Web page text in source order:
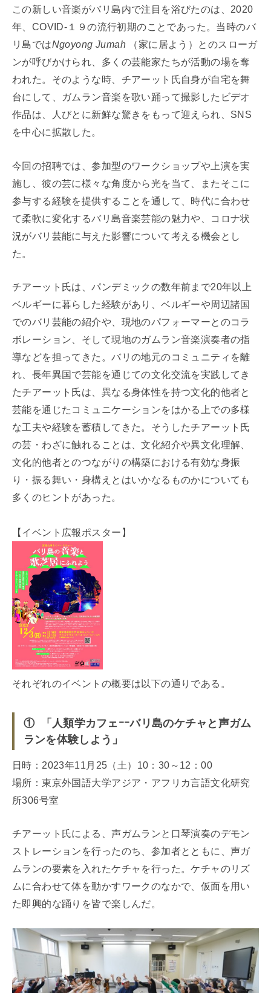
この新しい音楽がバリ島内で注目を浴びたのは、2020
年、COVID-１９の流行初期のことであった。当時のバ
リ島ではNgoyong Jumah （家に居よう）とのスローガ
ンが呼びかけられ、多くの芸能家たちが活動の場を奪
われた。そのような時、チアーット氏自身が自宅を舞
台にして、ガムラン音楽を歌い踊って撮影したビデオ
作品は、人びとに新鮮な驚きをもって迎えられ、SNS
を中心に拡散した。
今回の招聘では、参加型のワークショップや上演を実
施し、彼の芸に様々な角度から光を当て、またそこに
参与する経験を提供することを通して、時代に合わせ
て柔軟に変化するバリ島音楽芸能の魅力や、コロナ状
況がバリ芸能に与えた影響について考える機会とし
た。
チアーット氏は、パンデミックの数年前まで20年以上
ベルギーに暮らした経験があり、ベルギーや周辺諸国
でのバリ芸能の紹介や、現地のパフォーマーとのコラ
ボレーション、そして現地のガムラン音楽演奏者の指
導などを担ってきた。バリの地元のコミュニティを離
れ、長年異国で芸能を通じての文化交流を実践してき
たチアーット氏は、異なる身体性を持つ文化的他者と
芸能を通じたコミュニケーションをはかる上での多様
な工夫や経験を蓄積してきた。そうしたチアーット氏
の芸・わざに触れることは、文化紹介や異文化理解、
文化的他者とのつながりの構築における有効な身振
り・振る舞い・身構えとはいかなるものかについても
多くのヒントがあった。
【イベント広報ポスター】
それぞれのイベントの概要は以下の通りである。
① 「人類学カフェｰｰバリ島のケチャと声ガム
ランを体験しよう」
日時：2023年11月25（土）10：30～12：00
場所：東京外国語大学アジア・アフリカ言語文化研究
所306号室
チアーット氏による、声ガムランと口琴演奏のデモン
ストレーションを行ったのち、参加者とともに、声ガ
ムランの要素を入れたケチャを行った。ケチャのリズ
ムに合わせて体を動かすワークのなかで、仮面を用い
た即興的な踊りを皆で楽しんだ。